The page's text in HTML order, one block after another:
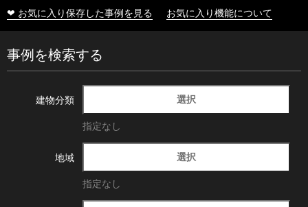
❤ お気に入り保存した事例を見る お気に入り機能について
事例を検索する
建物分類 選択
指定なし
地域 選択
指定なし